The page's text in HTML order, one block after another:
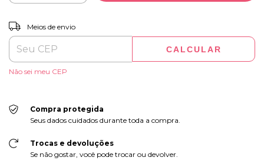
Entregas para o CEP:
Meios de envio
CALCULAR
Não sei meu CEP
Compra protegida
Seus dados cuidados durante toda a compra.
Trocas e devoluções
Se não gostar, você pode trocar ou devolver.